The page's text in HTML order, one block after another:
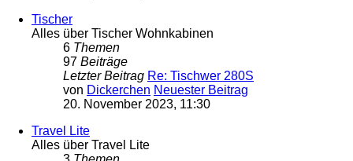
Tischer
Alles über Tischer Wohnkabinen
6 Themen
97 Beiträge
Letzter Beitrag Re: Tischwer 280S
von Dickerchen Neuester Beitrag
20. November 2023, 11:30
Travel Lite
Alles über Travel Lite